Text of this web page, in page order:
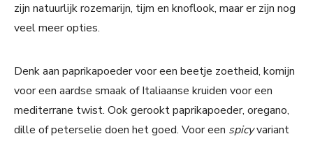
zijn natuurlijk rozemarijn, tijm en knoflook, maar er zijn nog
veel meer opties.
Denk aan paprikapoeder voor een beetje zoetheid, komijn
voor een aardse smaak of Italiaanse kruiden voor een
mediterrane twist. Ook gerookt paprikapoeder, oregano,
dille of peterselie doen het goed. Voor een spicyvariant